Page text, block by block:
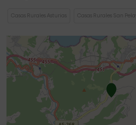
Casas Rurales Asturias Casas Rurales San